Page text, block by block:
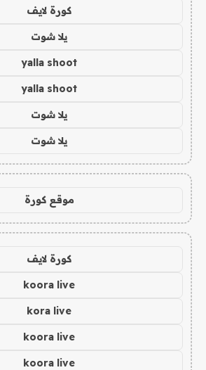
كورة لايف
يلا شوت
yalla shoot
yalla shoot
يلا شوت
يلا شوت
موقع كورة
كورة لايف
koora live
kora live
koora live
koora live